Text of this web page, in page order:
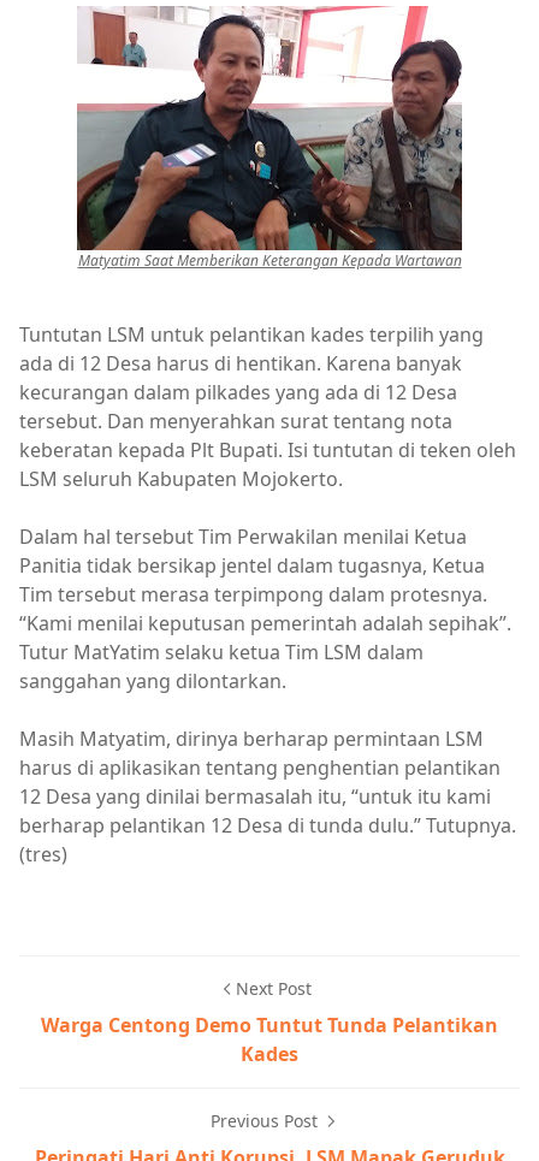
Matyatim Saat Memberikan Keterangan Kepada Wartawan
Tuntutan LSM untuk pelantikan kades terpilih yang
ada di 12 Desa harus di hentikan. Karena banyak
kecurangan dalam pilkades yang ada di 12 Desa
tersebut. Dan menyerahkan surat tentang nota
keberatan kepada Plt Bupati. Isi tuntutan di teken oleh
LSM seluruh Kabupaten Mojokerto.
Dalam hal tersebut Tim Perwakilan menilai Ketua
Panitia tidak bersikap jentel dalam tugasnya, Ketua
Tim tersebut merasa terpimpong dalam protesnya.
“Kami menilai keputusan pemerintah adalah sepihak”.
Tutur MatYatim selaku ketua Tim LSM dalam
sanggahan yang dilontarkan.
Masih Matyatim, dirinya berharap permintaan LSM
harus di aplikasikan tentang penghentian pelantikan
12 Desa yang dinilai bermasalah itu, “untuk itu kami
berharap pelantikan 12 Desa di tunda dulu.” Tutupnya.
(tres)
Next Post
Warga Centong Demo Tuntut Tunda Pelantikan
Kades
Previous Post